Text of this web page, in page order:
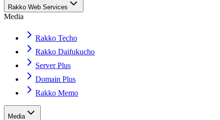
Rakko Web Services
Media
Rakko Techo
Rakko Daifukucho
Server Plus
Domain Plus
Rakko Memo
Media